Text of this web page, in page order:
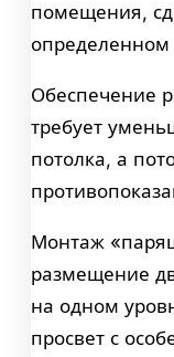
помещения,
определенном
Обеспечение
требует
потолка, а
Монтаж
размещение
на одном
просвет с